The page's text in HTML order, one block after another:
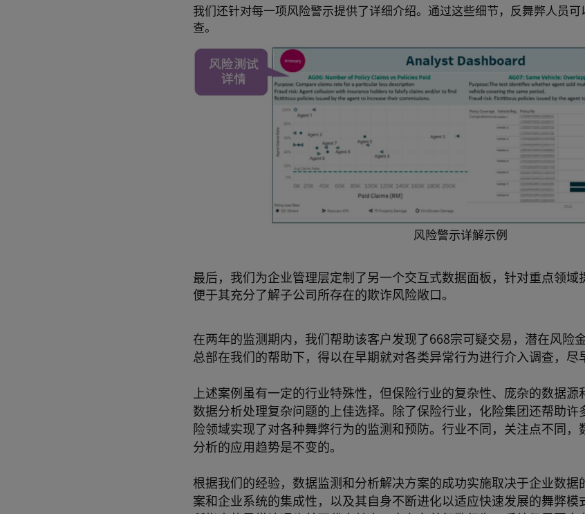
我们还针对每一项风险警示提供了详细介绍。通过这些细节，反舞弊人员
查。
风险警示详解示例
最后，我们为企业管理层定制了另一个交互式数据面板，针对重点领域
便于其充分了解子公司所存在的欺诈风险敞口。
在两年的监测期内，我们帮助该客户发现了668宗可疑交易，潜在风险
总部在我们的帮助下，得以在早期就对各类异常行为进行介入调查，尽
上述案例虽有一定的行业特殊性，但保险行业的复杂性、庞杂的数据
数据分析处理复杂问题的上佳选择。除了保险行业，化险集团还帮助
险领域实现了对各种舞弊行为的监测和预防。行业不同，关注点不同
分析的应用趋势是不变的。
根据我们的经验，数据监测和分析解决方案的成功实施取决于企业数
案和企业系统的集成性，以及其自身不断进化以适应快速发展的舞弊